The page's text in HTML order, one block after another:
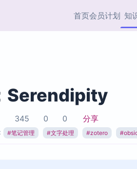
首页会员计划 知
协作者
热门链接
加速访问 Obsidian 官方
市场
Serendipity
345 0 0 分享
#笔记管理 #文字处理 #zotero #